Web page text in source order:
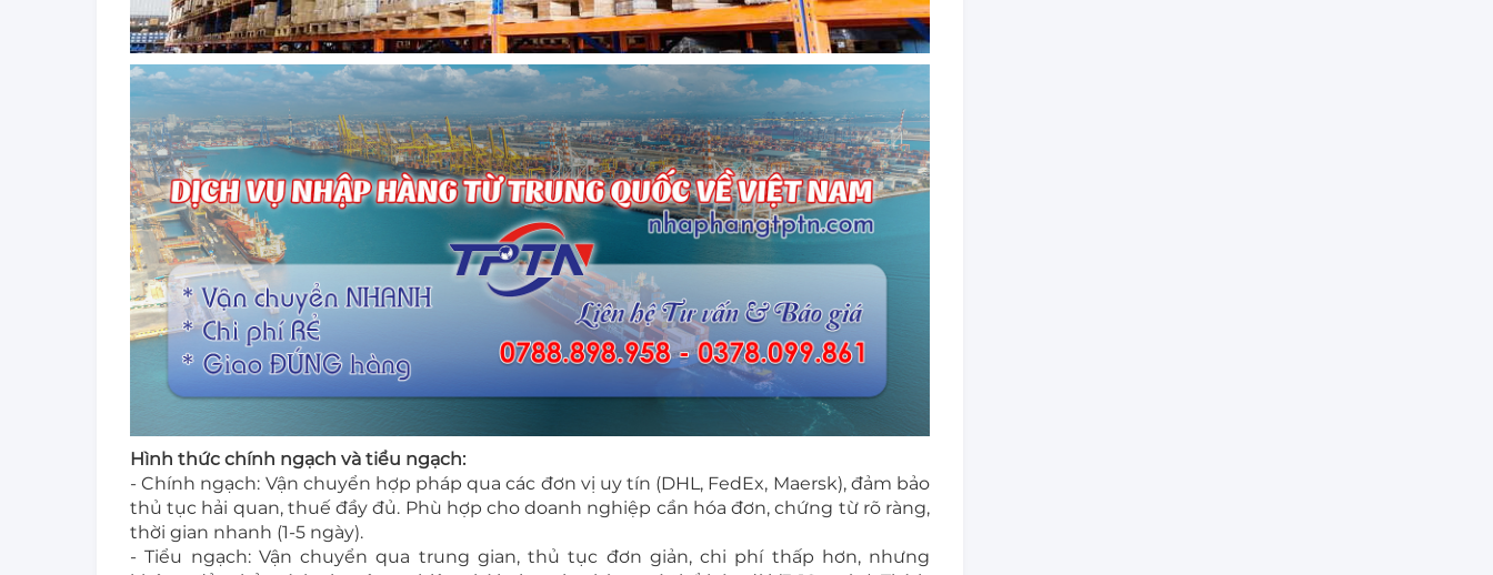
Hình thức chính ngạch và tiểu ngạch:
- Chính ngạch: Vận chuyển hợp pháp qua các đơn vị uy tín (DHL, FedEx, Maersk), đảm bảo
thủ tục hải quan, thuế đầy đủ. Phù hợp cho doanh nghiệp cần hóa đơn, chứng từ rõ ràng,
thời gian nhanh (1-5 ngày).
- Tiểu ngạch: Vận chuyển qua trung gian, thủ tục đơn giản, chi phí thấp hơn, nhưng